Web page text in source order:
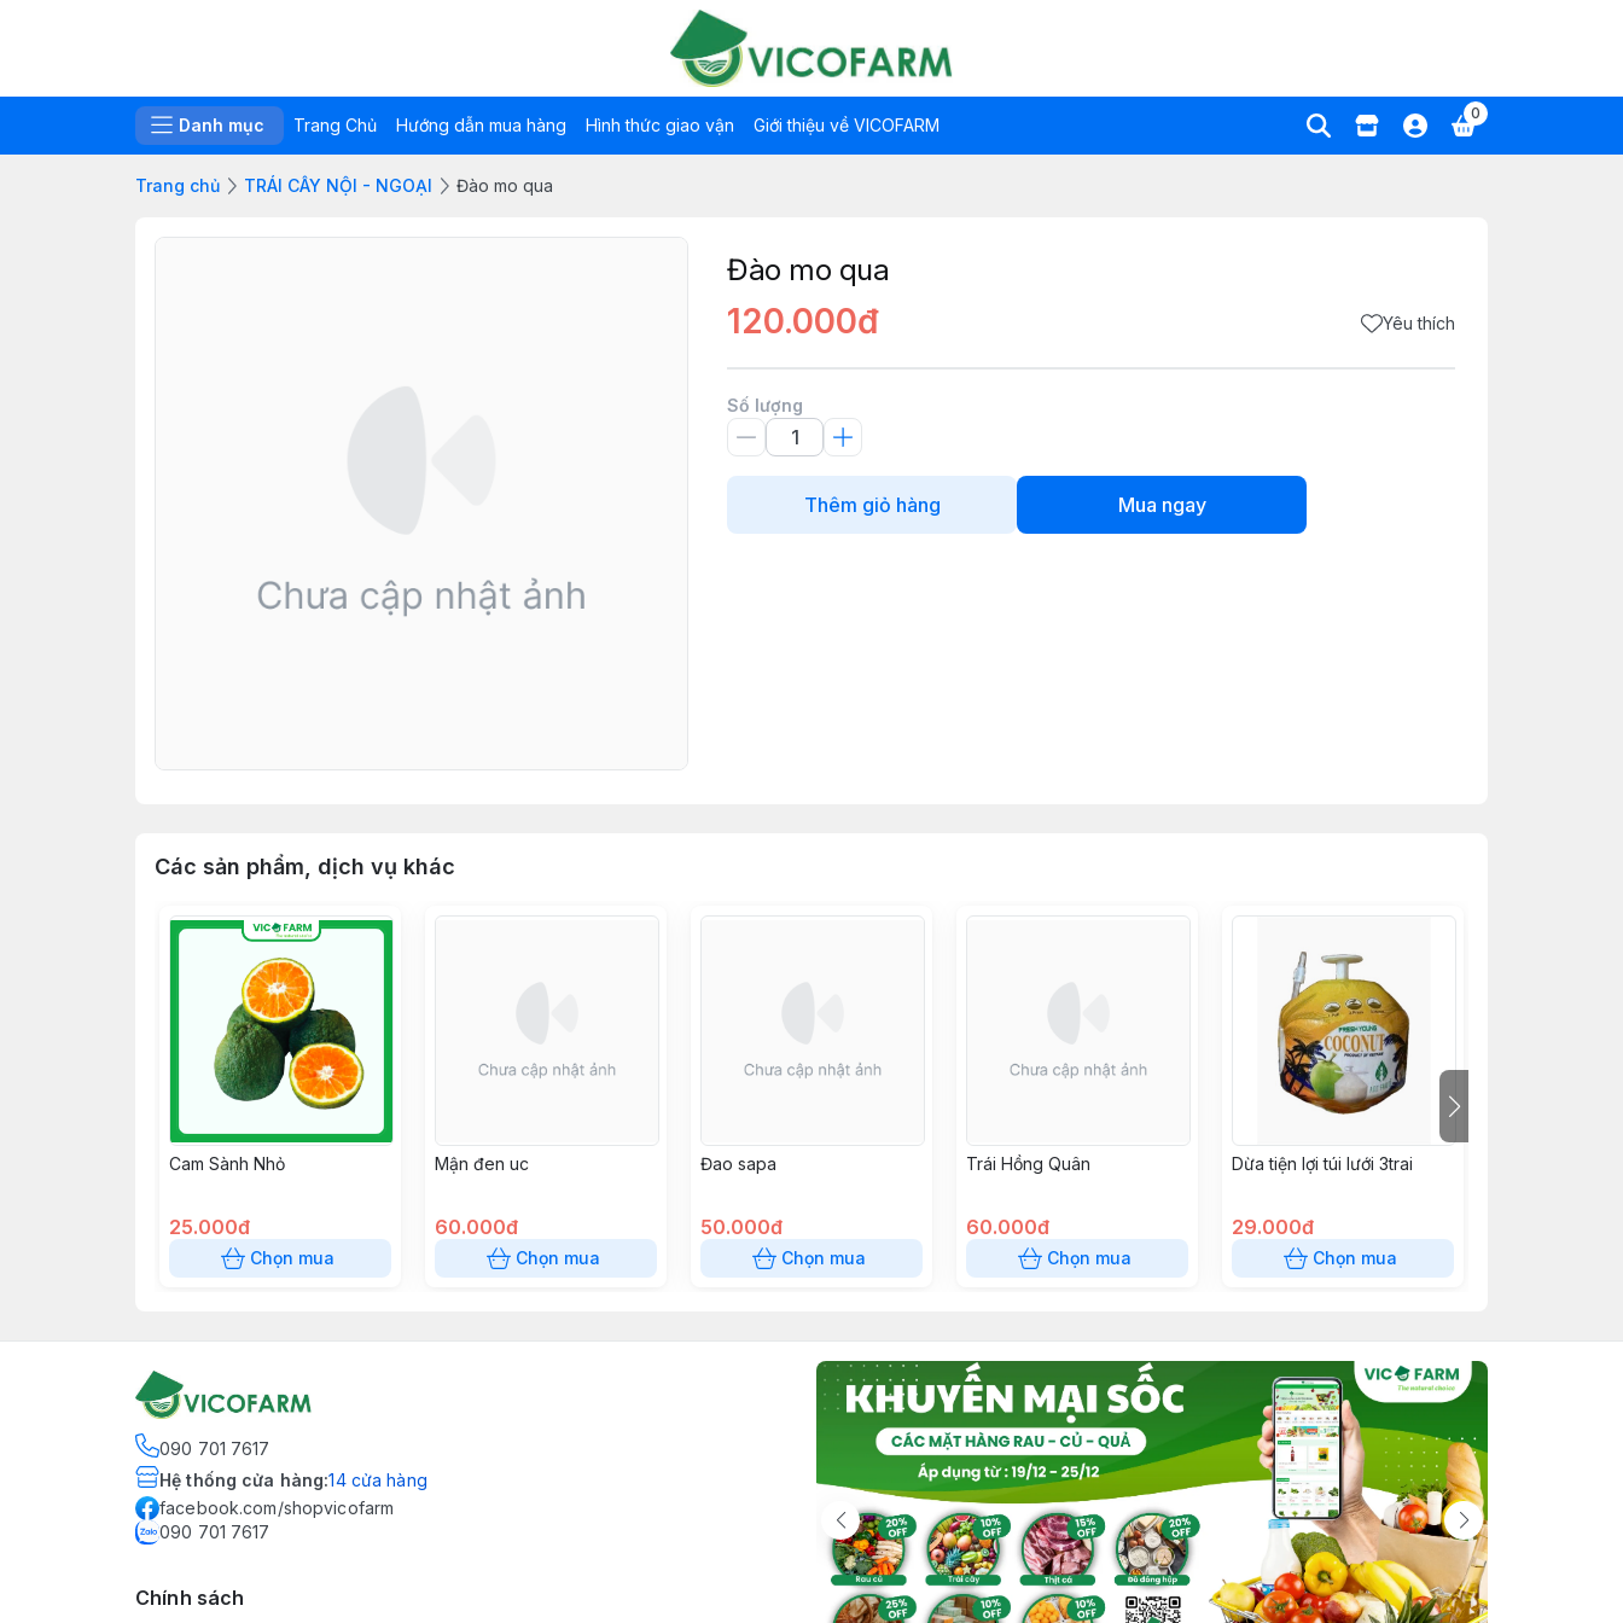
Danh mục Trang Chủ Hướng dẫn mua hàng Hình thức giao vận Giới thiệu về VICOFARM
0
Trang chủ TRÁI CÂY NỘI - NGOẠI Đào mo qua
Đào mo qua
120.000đ Yêu thích
Số lượng
Thêm giỏ hàng Mua ngay
Các sản phẩm, dịch vụ khác
Cam Sành Nhỏ
25.000đ
Chọn mua
Mận đen uc
60.000đ
Chọn mua
Đao sapa
50.000đ
Chọn mua
Trái Hồng Quân
60.000đ
Chọn mua
Dừa tiện lợi túi lưới 3trai
29.000đ
Chọn mua
090 701 7617
Hệ thống cửa hàng:14 cửa hàng
facebook.com/shopvicofarm
090 701 7617
Chính sách